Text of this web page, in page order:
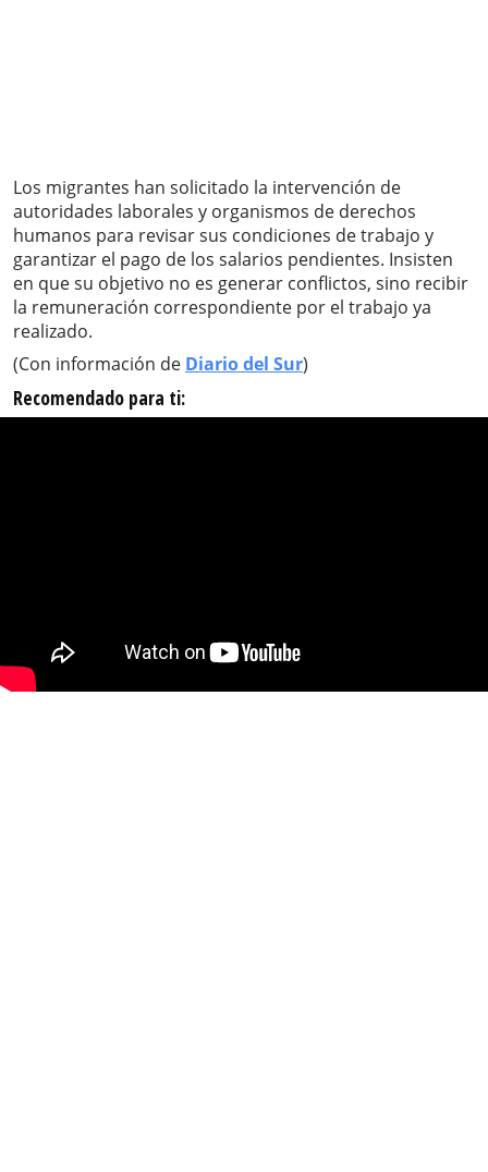
Los migrantes han solicitado la intervención de
autoridades laborales y organismos de derechos
humanos para revisar sus condiciones de trabajo y
garantizar el pago de los salarios pendientes. Insisten
en que su objetivo no es generar conflictos, sino recibir
la remuneración correspondiente por el trabajo ya
realizado.
(Con información de Diario del Sur)
Recomendado para ti: